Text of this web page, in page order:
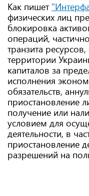
Как пишет
физических лиц
блокировка
операций,
транзита
территории
капиталов за
исполнения
обязательств,
приостановление
получение или
условием для
деятельности, в
приостановление
разрешений на